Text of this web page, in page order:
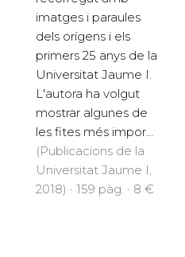
imatges i paraules
dels orígens i els
primers 25 anys de la
Universitat Jaume I.
L'autora ha volgut
mostrar algunes de
les fites més impor...
(Publicacions de la
Universitat Jaume I,
2018) · 159 pàg. · 8 €